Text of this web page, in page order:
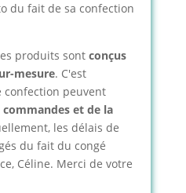
du fait de sa confection
produits sont conçus
mesure. C'est
confection peuvent
et de la
les délais de
du fait du congé
Céline. Merci de votre